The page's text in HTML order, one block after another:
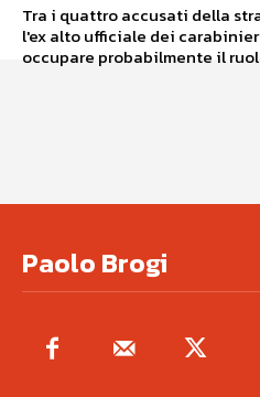
Tra i quattro accusati della
l'ex alto ufficiale dei carabinieri Francesco Delfino
occupare
Paolo Brogi